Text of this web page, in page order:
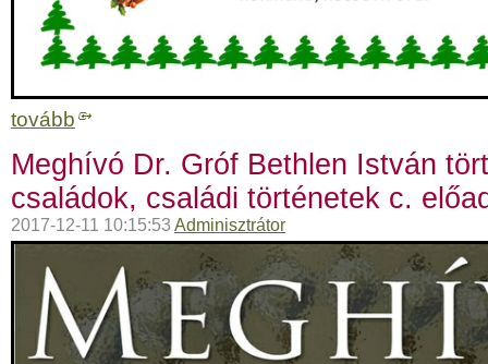
tovább
Meghívó Dr. Gróf Bethlen István
családok, családi történetek c.
2017-12-11 10:15:53 Adminisztrátor